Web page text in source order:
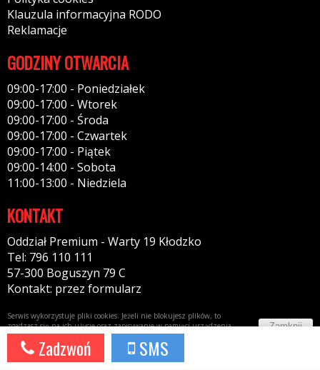
Zadzwoń SMS
Klauzula informacyjna RODO
Reklamacje
GODZINY OTWARCIA
09:00-17:00 - Poniedziałek
09:00-17:00 - Wtorek
09:00-17:00 - Środa
09:00-17:00 - Czwartek
09:00-17:00 - Piątek
09:00-14:00 - Sobota
11:00-13:00 - Niedziela
KONTAKT
Oddział Premium - Warty 19 Kłodzko
Tel: 796 110 111
57-300 Boguszyn 79 C
Kontakt: przez formularz
Serwis wykorzystuje pliki cookies. Jeżeli nie blokujesz plików, to
zgadzasz się na ich użycie oraz zapisywanie w pamięci urządzenia.
Więcej informacji wpolityce prywatności
Zamknij
Potrzebujesz taki portal? Napisz do nas!